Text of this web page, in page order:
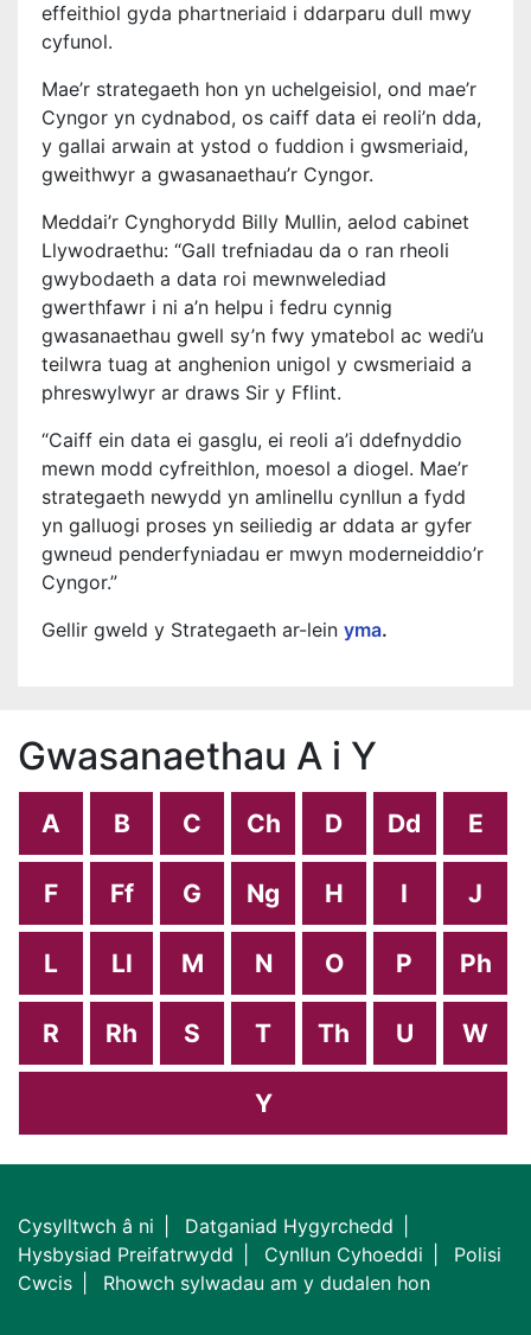
effeithiol gyda phartneriaid i ddarparu dull mwy
cyfunol.
Mae’r strategaeth hon yn uchelgeisiol, ond mae’r
Cyngor yn cydnabod, os caiff data ei reoli’n dda,
y gallai arwain at ystod o fuddion i gwsmeriaid,
gweithwyr a gwasanaethau’r Cyngor.
Meddai’r Cynghorydd Billy Mullin, aelod cabinet
Llywodraethu: “Gall trefniadau da o ran rheoli
gwybodaeth a data roi mewnwelediad
gwerthfawr i ni a’n helpu i fedru cynnig
gwasanaethau gwell sy’n fwy ymatebol ac wedi’u
teilwra tuag at anghenion unigol y cwsmeriaid a
phreswylwyr ar draws Sir y Fflint.
“Caiff ein data ei gasglu, ei reoli a’i ddefnyddio
mewn modd cyfreithlon, moesol a diogel. Mae’r
strategaeth newydd yn amlinellu cynllun a fydd
yn galluogi proses yn seiliedig ar ddata ar gyfer
gwneud penderfyniadau er mwyn moderneiddio’r
Cyngor.”
Gellir gweld y Strategaeth ar-lein yma.
Gwasanaethau A i Y
A B C Ch D Dd E
F Ff G Ng H I J
L Ll M N O P Ph
R Rh S T Th U W
Y
Cysylltwch â ni
Datganiad Hygyrchedd
Hysbysiad Preifatrwydd
Cynllun Cyhoeddi
Polisi
Cwcis
Rhowch sylwadau am y dudalen hon